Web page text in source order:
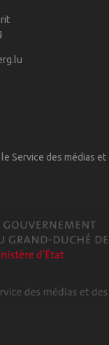
Service des médias